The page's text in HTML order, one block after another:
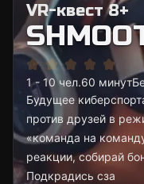
VR-квест 8+
1 - 10 чел.60 минут
Будущее
против друзей в
«команда на
реакции, собирай
Подкрадись сза